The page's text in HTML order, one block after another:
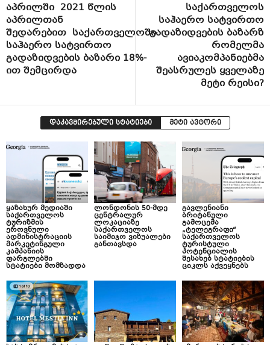
აპრილში 2021 წლის
აპრილთან
შედარებით საქართველოში
საჰაერო სატვირთო
გადაზიდვების ბაზარი 18%-
ით შემცირდა
საქართველოს
საჰაერო სატვირთო
გადაზიდვების ბაზარზ
რომელმა
ავიაკომპანიებმა
შეასრულეს ყველაზე
მეტი რეისი?
დაკავშირებული სტატიები მეტი ავტორი
ყაზახურ მედიაში
საქართველოს
ტურიზმის
ეროვნული
ადმინისტრაციის
მარკეტინგული
კამპანიის
ფარგლებში
სტატიები მომზადდა
ლონდონის 50-მდე
ცენტრალურ
ლოკაციაზე
საქართველოს
საიმიჯო ვიზუალები
განთავსდა
გავლენიანი
ბრიტანული
გამოცემა
„ტელეგრაფი“
საქართველოს
ტურისტული
პოტენციალის
შესახებ სტატიების
ციკლს აქვეყნებს